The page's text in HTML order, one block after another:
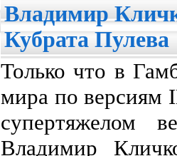
Владимир
Кубрата Пулева
Только что в
мира по версиям
супертяжелом
Владимир